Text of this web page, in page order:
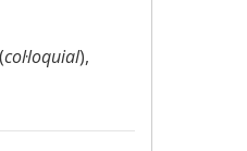
(col·loquial),